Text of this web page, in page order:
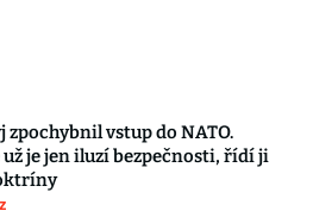
zpochybnil vstup do NATO.
je jen iluzí bezpečnosti, řídí ji